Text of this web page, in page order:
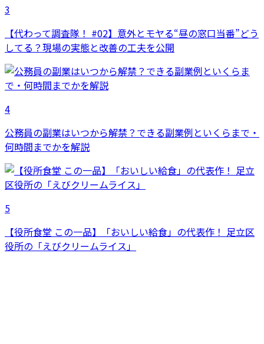
3
【代わって調査隊！ #02】意外とモヤる“昼の窓口当番”どう
してる？現場の実態と改善の工夫を公開
4
公務員の副業はいつから解禁？できる副業例といくらまで・
何時間までかを解説
5
【役所食堂 この一品】「おいしい給食」の代表作！ 足立区
役所の「えびクリームライス」